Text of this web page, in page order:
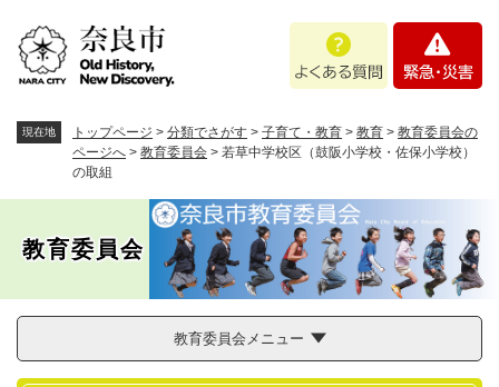
。
あ
問
・
現在地 トップページ > 分類でさがす > 子育て・教育 > 教育 > 教育委員会の
ページへ > 教育委員会 > 若草中学校区（鼓阪小学校・佐保小学校）
の取組
教育委員会
教育委員会メニュー